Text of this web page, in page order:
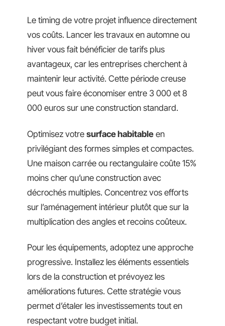
Le timing de votre projet influence directement
vos coûts. Lancer les travaux en automne ou
hiver vous fait bénéficier de tarifs plus
avantageux, car les entreprises cherchent à
maintenir leur activité. Cette période creuse
peut vous faire économiser entre 3 000 et 8
000 euros sur une construction standard.
Optimisez votre surface habitable en
privilégiant des formes simples et compactes.
Une maison carrée ou rectangulaire coûte 15%
moins cher qu’une construction avec
décrochés multiples. Concentrez vos efforts
sur l’aménagement intérieur plutôt que sur la
multiplication des angles et recoins coûteux.
Pour les équipements, adoptez une approche
progressive. Installez les éléments essentiels
lors de la construction et prévoyez les
améliorations futures. Cette stratégie vous
permet d’étaler les investissements tout en
respectant votre budget initial.